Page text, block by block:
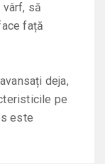
vârf, să
față
deja,
pe
este